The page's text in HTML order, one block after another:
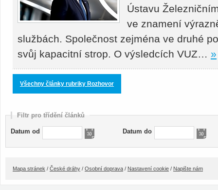
Ústavu
ve znamení
službách. Společnost zejména ve druhé
svůj kapacitní strop. O výsledcích VUZ… »
Všechny články rubriky Rozhovor
Filtr pro třídění článků
Datum od Datum do
Mapa stránek / České dráhy / Osobní doprava / Nastavení cookie / Napište nám